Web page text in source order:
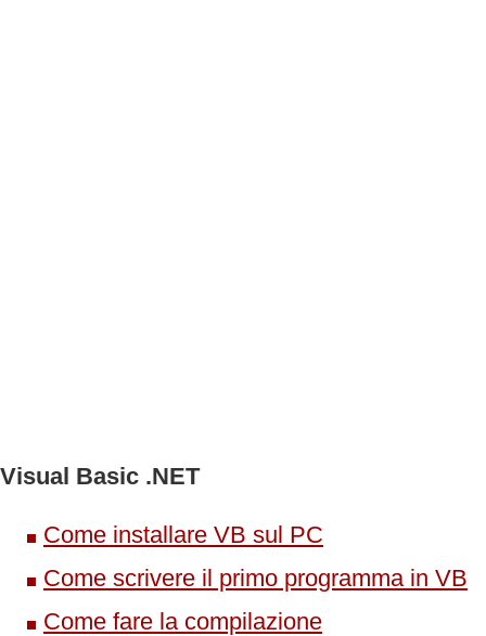
Visual Basic .NET
Come installare VB sul PC
Come scrivere il primo programma in VB
Come fare la compilazione